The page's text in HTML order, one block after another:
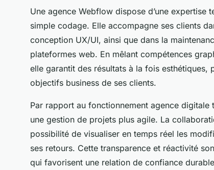
Une agence Webflow dispose d’une
simple codage. Elle accompagne ses clients
conception UX/UI, ainsi que dans la
plateformes web. En mêlant compétences
elle garantit des résultats à la fois esthétiques,
objectifs business de ses clients.
Par rapport au fonctionnement agence
une gestion de projets plus agile. La
possibilité de visualiser en temps réel les
ses retours. Cette transparence et réactivité
qui favorisent une relation de confiance